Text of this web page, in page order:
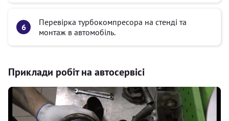
Перевірка турбокомпресора на стенді та
монтаж в автомобіль.
Приклади робіт на автосервісі